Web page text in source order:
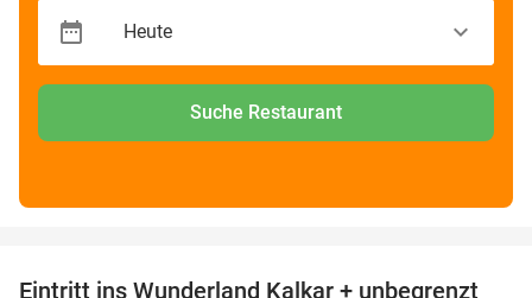
Suche Restaurant
Eintritt ins Wunderland Kalkar + unbegrenzt